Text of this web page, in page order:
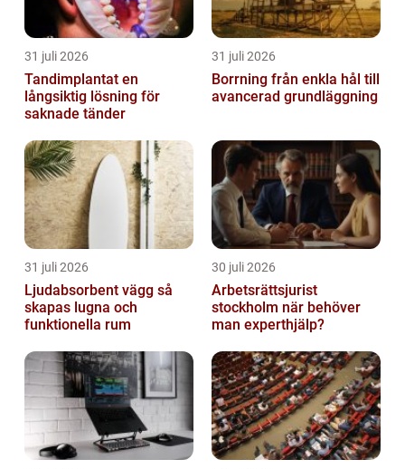
31 juli 2026
Tandimplantat en
långsiktig lösning för
saknade tänder
31 juli 2026
Borrning från enkla hål till
avancerad grundläggning
31 juli 2026
Ljudabsorbent vägg så
skapas lugna och
funktionella rum
30 juli 2026
Arbetsrättsjurist
stockholm när behöver
man experthjälp?